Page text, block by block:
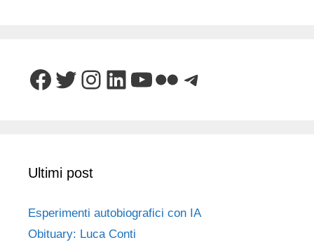
Facebook
Twitter
Instagram
LinkedIn
YouTube
FlickrTelegram
Ultimi post
Esperimenti autobiografici con IA
Obituary: Luca Conti